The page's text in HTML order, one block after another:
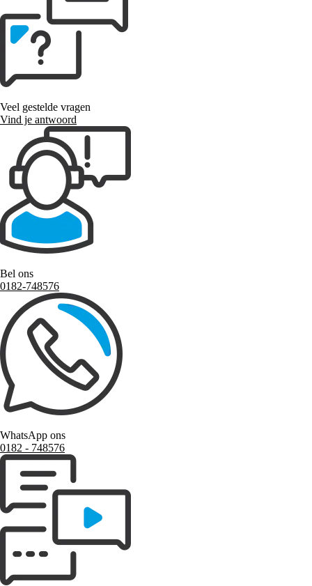
Veel gestelde vragen
Vind je antwoord
Bel ons
0182-748576
WhatsApp ons
0182 ‑ 748576